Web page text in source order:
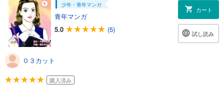
少年・青年マンガ
青年マンガ
5.0
(5)
カート
試し読み
０３カット
購入済み